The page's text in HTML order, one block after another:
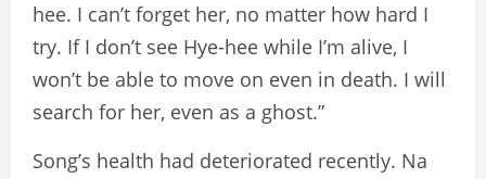
hee. I can’t forget her, no matter how hard I
try. If I don’t see Hye-hee while I’m alive, I
won’t be able to move on even in death. I will
search for her, even as a ghost.”
Song’s health had deteriorated recently. Na